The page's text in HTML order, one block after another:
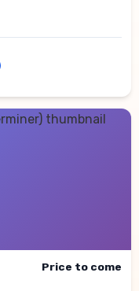
Price to come